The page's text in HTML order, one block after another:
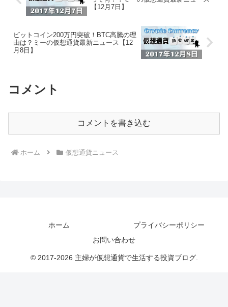
【12月7日】
ビットコイン200万円突破！BTC高騰の理
由は？ミーの仮想通貨最新ニュース【12
月8日】
コメント
コメントを書き込む
ホーム 仮想通貨ニュース
ホーム
プライバシーポリシー
お問い合わせ
© 2017-2026 主婦が仮想通貨で生活する投資ブログ.